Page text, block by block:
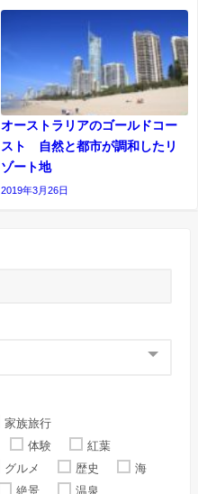
オーストラリアのゴールドコー
スト 自然と都市が調和したリ
ゾート地
2019年3月26日
家族旅行
体験
紅葉
グルメ 歴史
海
絶景 温泉